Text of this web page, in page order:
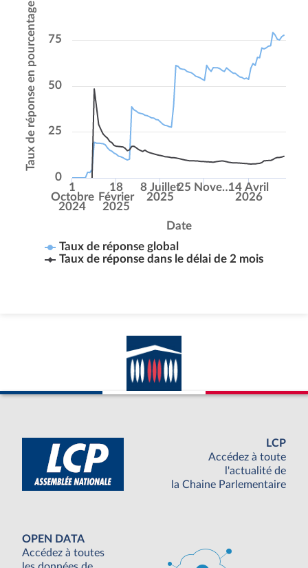
Date
Taux de réponse en pourcentage
Taux de réponse global
Taux de réponse dans le délai de 2 mois
1
Octobre
2024
18
Février
2025
8 Juillet
2025
25 Nove…14 Avril
2026
0
25
50
75
LCP
Accédez à toute
l'actualité de
la Chaine Parlementaire
OPEN DATA
Accédez à toutes